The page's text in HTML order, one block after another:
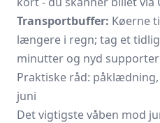
Transportbuffer: Køerne
længere i regn; tag et
minutter og nyd
Praktiske råd:
juni
Det vigtigste våben mod